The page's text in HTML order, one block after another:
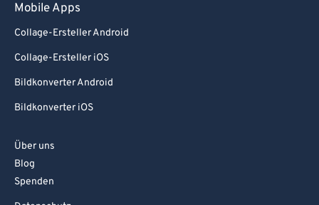
Mobile Apps
Collage-Ersteller Android
Collage-Ersteller iOS
Bildkonverter Android
Bildkonverter iOS
Über uns
Blog
Spenden